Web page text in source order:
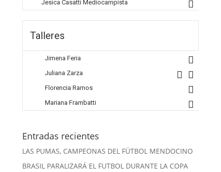
Jesica Casatti Mediocampista
Talleres
Jimena Feria
Juliana Zarza
Florencia Ramos
Mariana Frambatti
Entradas recientes
LAS PUMAS, CAMPEONAS DEL FÚTBOL MENDOCINO
BRASIL PARALIZARÁ EL FUTBOL DURANTE LA COPA